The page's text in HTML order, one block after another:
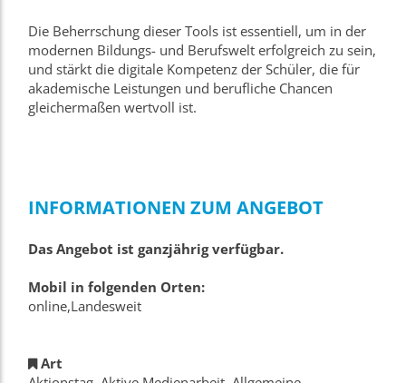
Die Beherrschung dieser Tools ist essentiell, um in der
modernen Bildungs- und Berufswelt erfolgreich zu sein,
und stärkt die digitale Kompetenz der Schüler, die für
akademische Leistungen und berufliche Chancen
gleichermaßen wertvoll ist.
INFORMATIONEN ZUM ANGEBOT
Das Angebot ist ganzjährig verfügbar.
Mobil in folgenden Orten:
online,Landesweit
Art